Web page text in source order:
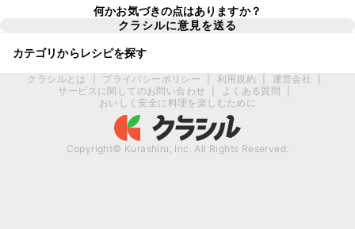
何かお気づきの点はありますか？
クラシルに意見を送る
カテゴリからレシピを探す
クラシルとは プライバシーポリシー 利用規約 運営会社
サービスに関してのお問い合わせ
よくある質問
おいしく安全に料理を楽しむために
Copyright© Kurashiru, Inc. All Rights Reserved.